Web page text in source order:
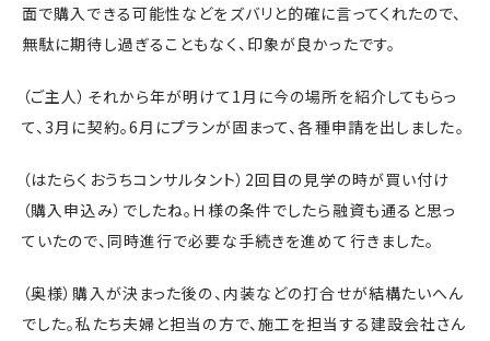
面で購入できる可能性などをズバリと的確に言ってくれたので、
無駄に期待し過ぎることもなく、印象が良かったです。
（ご主人）それから年が明けて1月に今の場所を紹介してもらっ
て、3月に契約。6月にプランが固まって、各種申請を出しました。
（はたらくおうちコンサルタント）2回目の見学の時が買い付け
（購入申込み）でしたね。Ｈ様の条件でしたら融資も通ると思っ
ていたので、同時進行で必要な手続きを進めて行きました。
（奥様）購入が決まった後の、内装などの打合せが結構たいへん
でした。私たち夫婦と担当の方で、施工を担当する建設会社さん